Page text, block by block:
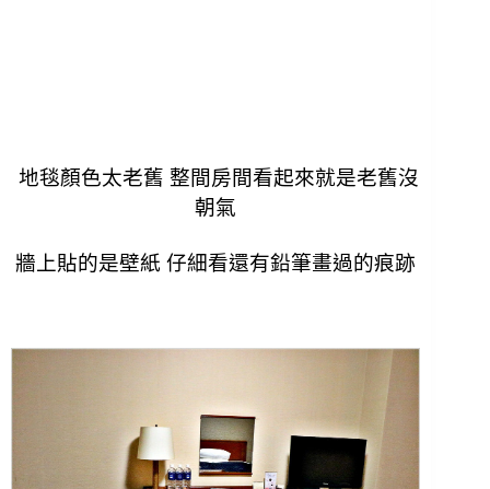
地毯顏色太老舊 整間房間看起來就是老舊沒
朝氣
牆上貼的是壁紙 仔細看還有鉛筆畫過的痕跡